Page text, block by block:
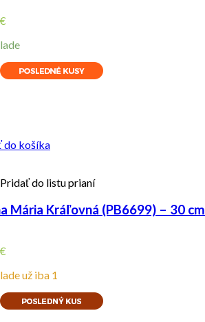
€
do košíka
Pridať do listu prianí
Mária Kráľovná (PB6699) – 30 cm
€
už iba 1